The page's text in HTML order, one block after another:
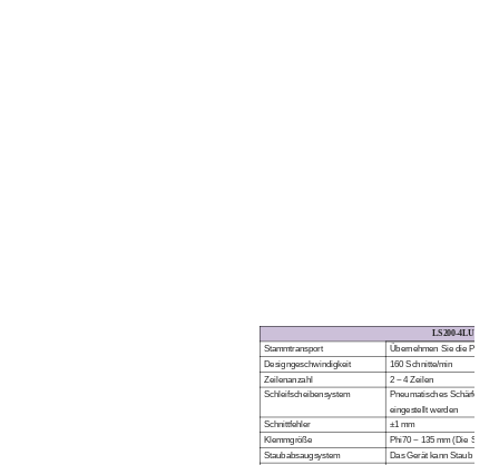
LS200-4LUND
Stammtransport
Übernehmen Sie die
Designgeschwindigkeit
160 Schnitte/min
Zeilenanzahl
2 ~ 4 Zeilen
Schleifscheibensystem
Pneumatisches Schärfen,
eingestellt werden
Schnittfehler
±1 mm
Klemmgröße
Phi70 ~ 135 mm (Die
Staubabsaugsystem Das Gerät kann Staub für